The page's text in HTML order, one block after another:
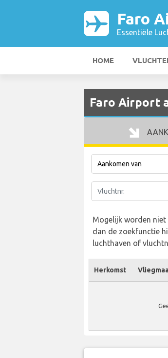
Faro
Essentiële
HOME
Faro Airport
Mogelijk worden niet
dan de zoekfunctie
luchthaven of
Herkomst